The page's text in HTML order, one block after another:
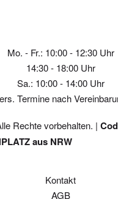
Mo. - Fr.: 10:00 - 12:30 Uhr
14:30 - 18:00 Uhr
Sa.: 10:00 - 14:00 Uhr
Termine nach
Rechte vorbehalten. |
aus NRW
Kontakt
AGB